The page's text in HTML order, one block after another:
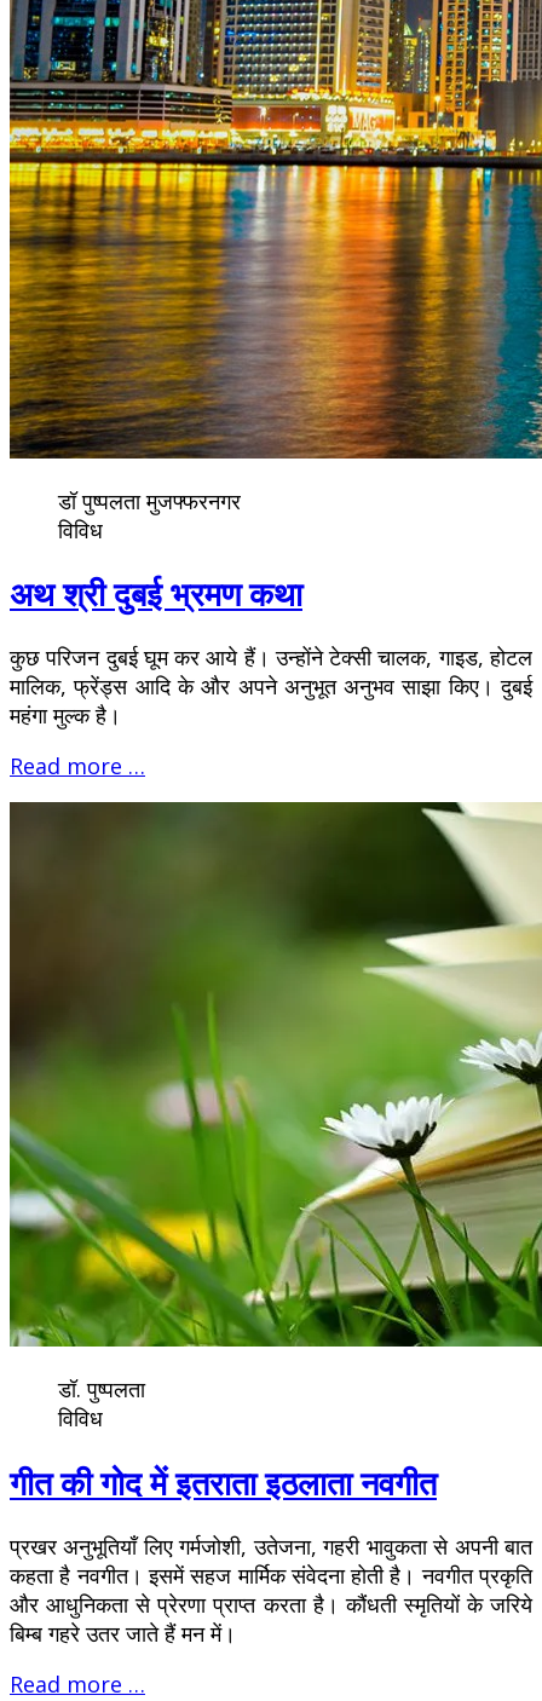
डॉ पुष्पलता मुजफ्फरनगर
विविध
अथ श्री दुबई भ्रमण कथा
कुछ परिजन दुबई घूम कर आये हैं। उन्होंने टेक्सी चालक, गाइड, होटल
मालिक, फ्रेंड्स आदि के और अपने अनुभूत अनुभव साझा किए। दुबई
महंगा मुल्क है।
Read more …
डॉ. पुष्पलता
विविध
गीत की गोद में इतराता इठलाता नवगीत
प्रखर अनुभूतियाँ लिए गर्मजोशी, उतेजना, गहरी भावुकता से अपनी बात
कहता है नवगीत। इसमें सहज मार्मिक संवेदना होती है। नवगीत प्रकृति
और आधुनिकता से प्रेरणा प्राप्त करता है। कौंधती स्मृतियों के जरिये
बिम्ब गहरे उतर जाते हैं मन में।
Read more …